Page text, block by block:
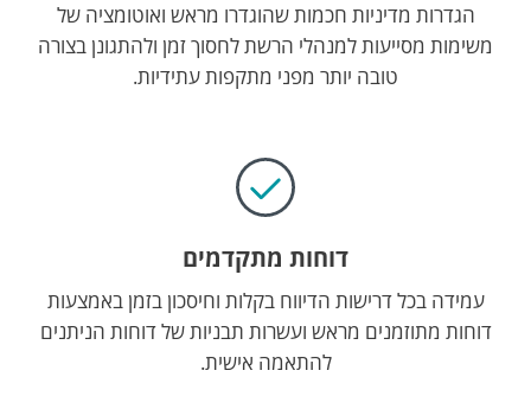
הגדרות מדיניות חכמות שהוגדרו מראש ואוטומציה של
משימות מסייעות למנהלי הרשת לחסוך זמן ולהתגונן בצורה
טובה יותר מפני מתקפות עתידיות.
דוחות מתקדמים
עמידה בכל דרישות הדיווח בקלות וחיסכון בזמן באמצעות
דוחות מתוזמנים מראש ועשרות תבניות של דוחות הניתנים
להתאמה אישית.